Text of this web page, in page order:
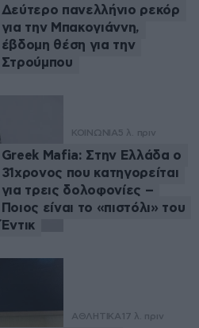
Δεύτερο πανελλήνιο ρεκόρ
για την Μπακογιάννη,
έβδομη θέση για την
Στρούμπου
ΚΟΙΝΩΝΙΑ5 λ. πριν
Greek Mafia: Στην Ελλάδα ο
31χρονος που κατηγορείται
για τρεις δολοφονίες –
Ποιος είναι το «πιστόλι» του
Έντικ
ΑΘΛΗΤΙΚΑ 17 λ. πριν